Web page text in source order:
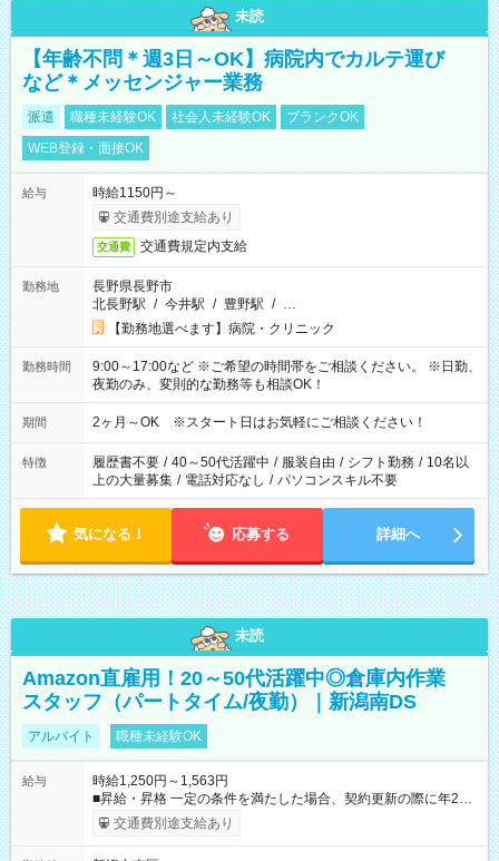
未読
【年齢不問＊週3日～OK】病院内でカルテ運び
など＊メッセンジャー業務
派遣 職種未経験OK 社会人未経験OK
ブランクOK
WEB登録・面接OK
給与
時給1150円～
交通費別途支給あり
交通費 交通費規定内支給
勤務地
長野県長野市
北長野駅 / 今井駅 / 豊野駅 / …
【勤務地選べます】病院・クリニック
勤務時間
9:00～17:00など ※ご希望の時間帯をご相談ください。 ※日勤、
夜勤のみ、変則的な勤務等も相談OK！
期間 2ヶ月～OK ※スタート日はお気軽にご相談ください！
特徴 履歴書不要 / 40～50代活躍中 / 服装自由 / シフト勤務 / 10名以
上の大量募集 / 電話対応なし / パソコンスキル不要
気になる！ 応募する 詳細へ
未読
Amazon直雇用！20～50代活躍中◎倉庫内作業
スタッフ（パートタイム/夜勤）｜新潟南DS
アルバイト 職種未経験OK
給与
時給1,250円～1,563円
■昇給・昇格 一定の条件を満たした場合、契約更新の際に年2回
まで昇給の機会があります。 ■正社員登用制度あり ※月末締/翌
月25日支払い ※時間外手当、別途支給 ※深夜割増賃金 (22:00～
交通費別途支給あり